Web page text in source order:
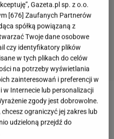
się lekko ostrawym
połączeniem barw,
się do dekoracji wielu
Gazeta.pl sp. z o.o.
[676] Zaufanych Partnerów
spółką powiązaną z
Twoje dane osobowe
czy identyfikatory plików
w tych plikach do celów
na potrzeby wyświetlania
zainteresowań i preferencji w
w Internecie lub personalizacji
zgody jest dobrowolne.
ograniczyć jej zakres lub
udzieloną przejdź do